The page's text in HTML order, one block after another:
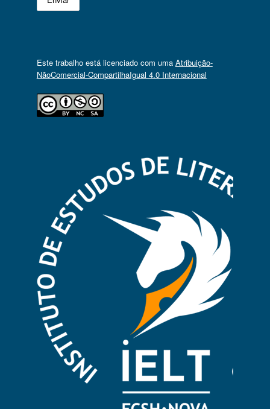
Este trabalho está licenciado com uma Atribuição-
NãoComercial-CompartilhaIgual 4.0 Internacional